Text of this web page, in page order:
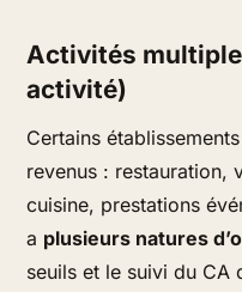
Activités
activité)
Certains
revenus : restauration,
cuisine, prestations
a plusieurs natures
seuils et le suivi du CA